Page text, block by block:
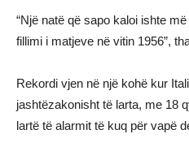
“Një natë që sapo kaloi ishte
fillimi i matjeve në vitin 1956”,
Rekordi vjen në një kohë kur
jashtëzakonisht të larta, me 18
lartë të alarmit të kuq për vapë